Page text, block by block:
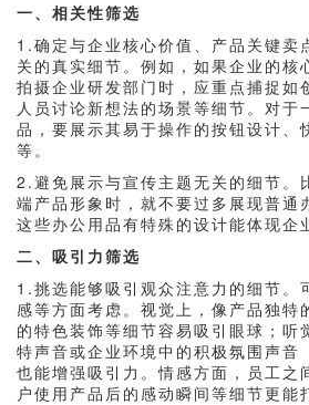
一、相关性筛选
1.确定与企业核心价值、产品关键卖
关的真实细节。例如，如果企业的核
拍摄企业研发部门时，应重点捕捉如
人员讨论新想法的场景等细节。对于
品，要展示其易于操作的按钮设计、
等。
2.避免展示与宣传主题无关的细节。
端产品形象时，就不要过多展现普通
这些办公用品有特殊的设计能体现企
二、吸引力筛选
1.挑选能够吸引观众注意力的细节。
感等方面考虑。视觉上，像产品独特
的特色装饰等细节容易吸引眼球；听
特声音或企业环境中的积极氛围声音
也能增强吸引力。情感方面，员工之
户使用产品后的感动瞬间等细节更能